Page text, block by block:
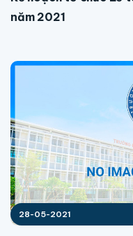
năm 2021
28-05-2021